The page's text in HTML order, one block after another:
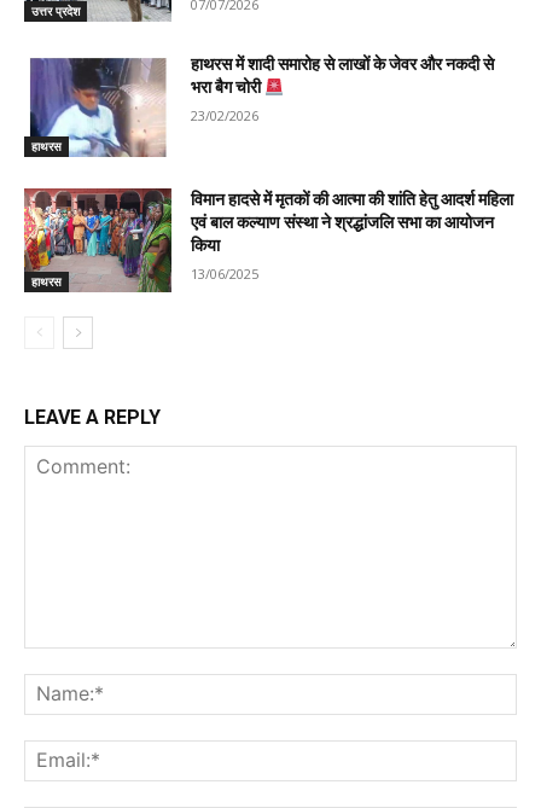
उत्तर प्रदेश 07/07/2026
हाथरस
हाथरस में शादी समारोह से लाखों के जेवर और नकदी से
भरा बैग चोरी
23/02/2026
हाथरस
विमान हादसे में मृतकों की आत्मा की शांति हेतु आदर्श महिला
एवं बाल कल्याण संस्था ने श्रद्धांजलि सभा का आयोजन
किया
13/06/2025
LEAVE A REPLY